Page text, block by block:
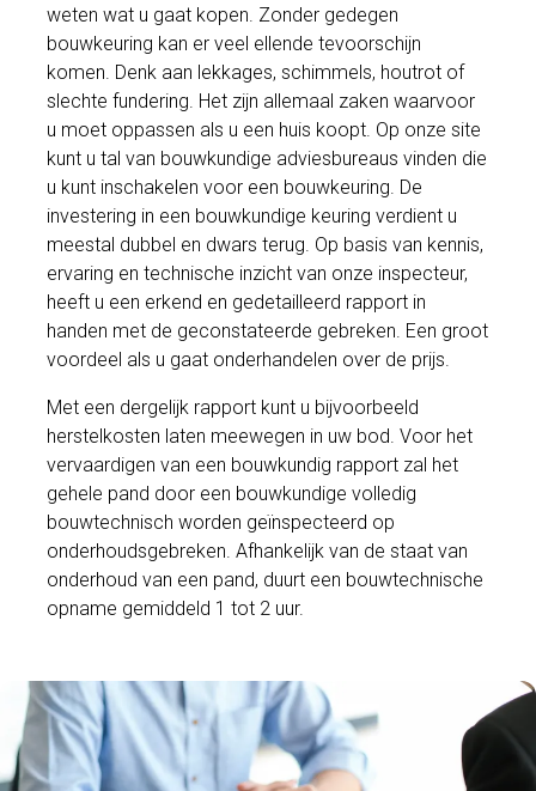
weten wat u gaat kopen. Zonder gedegen
bouwkeuring kan er veel ellende tevoorschijn
komen. Denk aan lekkages, schimmels, houtrot of
slechte fundering. Het zijn allemaal zaken waarvoor
u moet oppassen als u een huis koopt. Op onze site
kunt u tal van bouwkundige adviesbureaus vinden die
u kunt inschakelen voor een bouwkeuring. De
investering in een bouwkundige keuring verdient u
meestal dubbel en dwars terug. Op basis van kennis,
ervaring en technische inzicht van onze inspecteur,
heeft u een erkend en gedetailleerd rapport in
handen met de geconstateerde gebreken. Een groot
voordeel als u gaat onderhandelen over de prijs.
Met een dergelijk rapport kunt u bijvoorbeeld
herstelkosten laten meewegen in uw bod. Voor het
vervaardigen van een bouwkundig rapport zal het
gehele pand door een bouwkundige volledig
bouwtechnisch worden geïnspecteerd op
onderhoudsgebreken. Afhankelijk van de staat van
onderhoud van een pand, duurt een bouwtechnische
opname gemiddeld 1 tot 2 uur.